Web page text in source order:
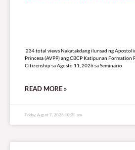
234 total views Nakatakdang ilunsad ng
Princesa (AVPP) ang CBCP Katipunan Formation
Citizenship sa Agosto 11, 2026 sa Seminario
READ MORE »
Friday, August 7, 2026 10:28 am